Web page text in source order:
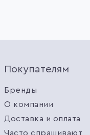
Покупателям
Бренды
О компании
Доставка и оплата
Часто спрашивают